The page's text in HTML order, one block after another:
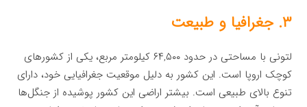
۳. جغرافیا و طبیعت
لتونی با مساحتی در حدود ۶۴,۵۰۰ کیلومتر مربع، یکی از کشورهای
کوچک اروپا است. این کشور به دلیل موقعیت جغرافیایی خود، دارای
تنوع بالای طبیعی است. بیشتر اراضی این کشور پوشیده از جنگل‌ها